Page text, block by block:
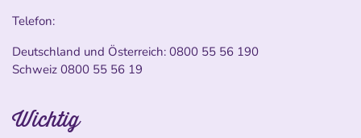
Telefon:
Deutschland und Österreich: 0800 55 56 190
Schweiz 0800 55 56 19
Wichtig